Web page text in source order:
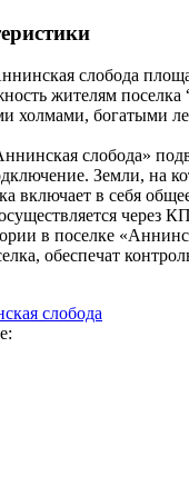
слобода
жителям
богатыми
слобода»
Земли, на
включает в себя
через
в поселке
обеспечат